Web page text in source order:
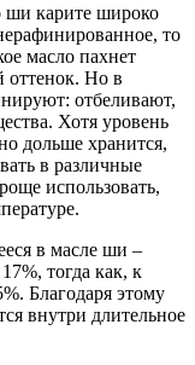
ши карите широко
то
масло пахнет
оттенок. Но в
отбеливают,
Хотя уровень
дольше хранится,
в различные
использовать,
в масле ши –
тогда как, к
Благодаря этому
внутри длительное